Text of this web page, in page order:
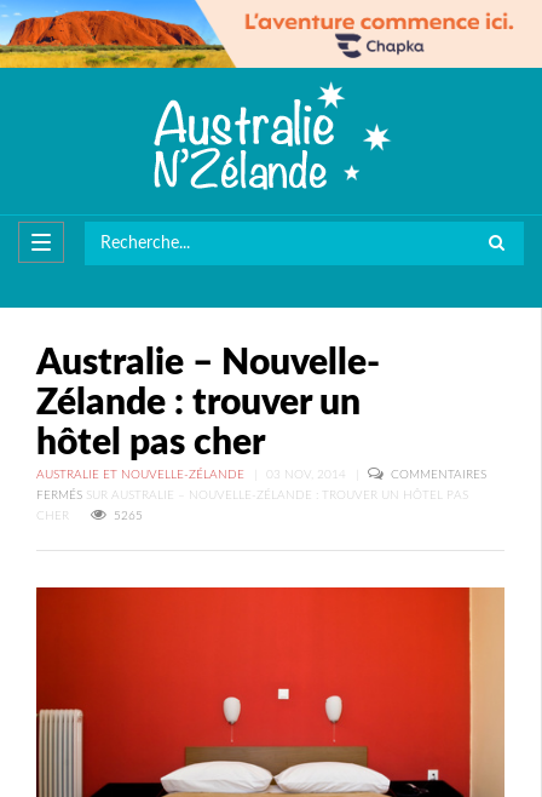
Australie – Nouvelle-
Zélande : trouver un
hôtel pas cher
AUSTRALIE ET NOUVELLE-ZÉLANDE 03 NOV, 2014
COMMENTAIRES
FERMÉS SUR AUSTRALIE – NOUVELLE-ZÉLANDE : TROUVER UN HÔTEL PAS
CHER
5265